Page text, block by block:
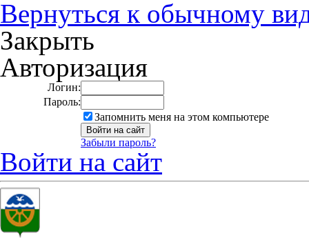
Вернуться к обычному
Закрыть
Авторизация
Логин:
Пароль:
Запомнить меня на этом компьютере
Забыли пароль?
Войти на сайт